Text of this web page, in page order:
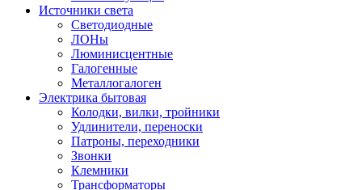
Источники света
Светодиодные
ЛОНы
Люминисцентные
Галогенные
Металлогалоген
Электрика бытовая
Колодки, вилки, тройники
Удлинители, переноски
Патроны, переходники
Звонки
Клемники
Трансформаторы